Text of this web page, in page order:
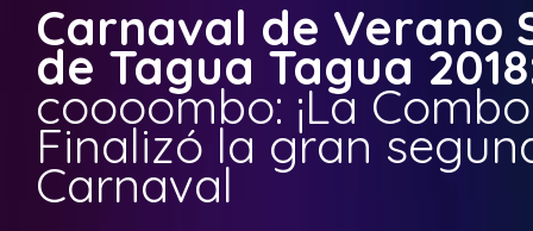
Carnaval de Verano
de Tagua Tagua
coooombo: ¡La
Finalizó la gran
Carnaval